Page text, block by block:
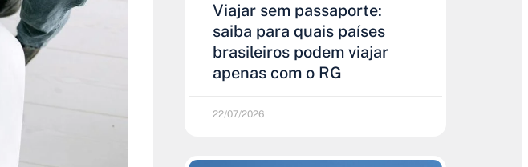
Viajar sem passaporte:
saiba para quais países
brasileiros podem viajar
apenas com o RG
22/07/2026